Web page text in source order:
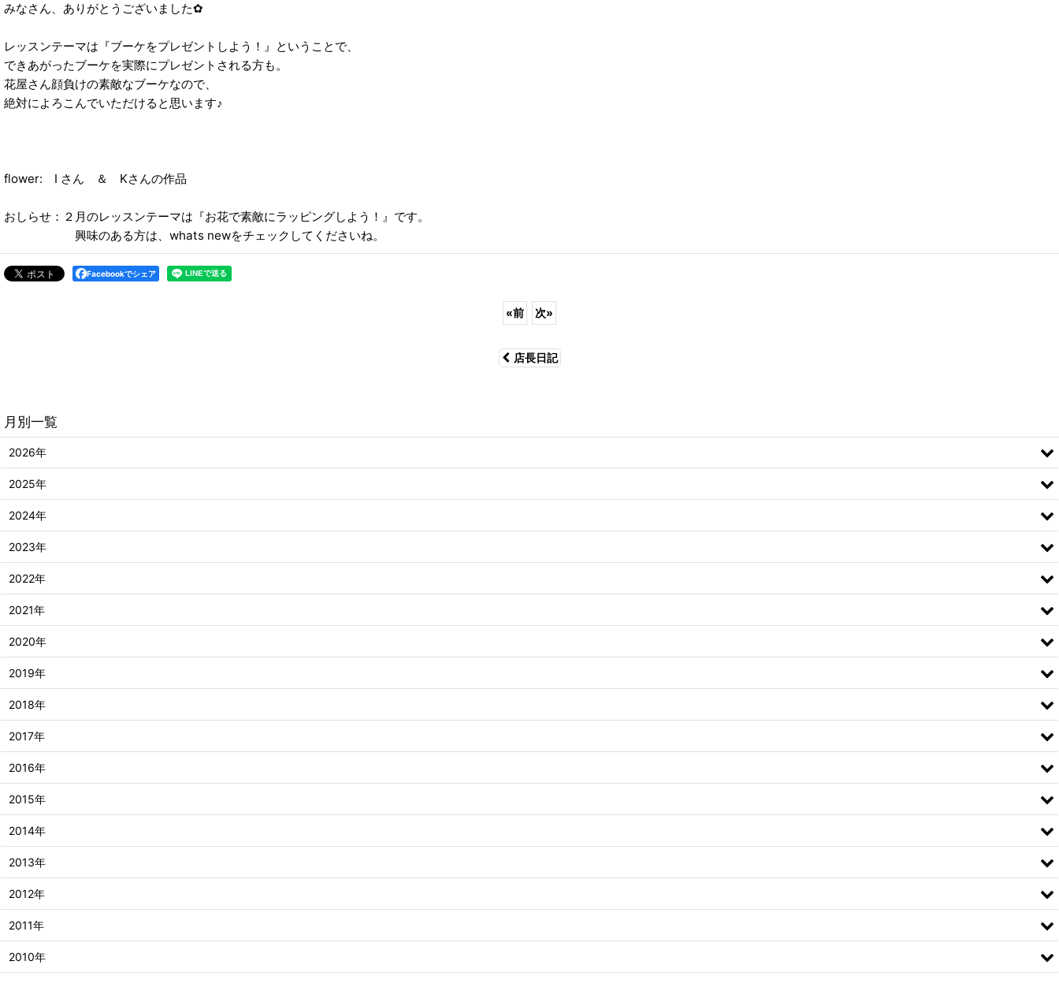
みなさん、ありがとうございました✿
レッスンテーマは『ブーケをプレゼントしよう！』ということで、
できあがったブーケを実際にプレゼントされる方も。
花屋さん顔負けの素敵なブーケなので、
絶対によろこんでいただけると思います♪
flower: I さん ＆ Kさんの作品
おしらせ：２月のレッスンテーマは『お花で素敵にラッピングしよう！』です。
興味のある方は、whats newをチェックしてくださいね。
Facebookでシェア
«前 次»
店長日記
月別一覧
2026年
2025年
2024年
2023年
2022年
2021年
2020年
2019年
2018年
2017年
2016年
2015年
2014年
2013年
2012年
2011年
2010年